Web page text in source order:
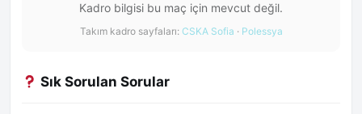
Kadro bilgisi bu maç için mevcut değil.
Takım kadro sayfaları: CSKA Sofia · Polessya
Sık Sorulan Sorular